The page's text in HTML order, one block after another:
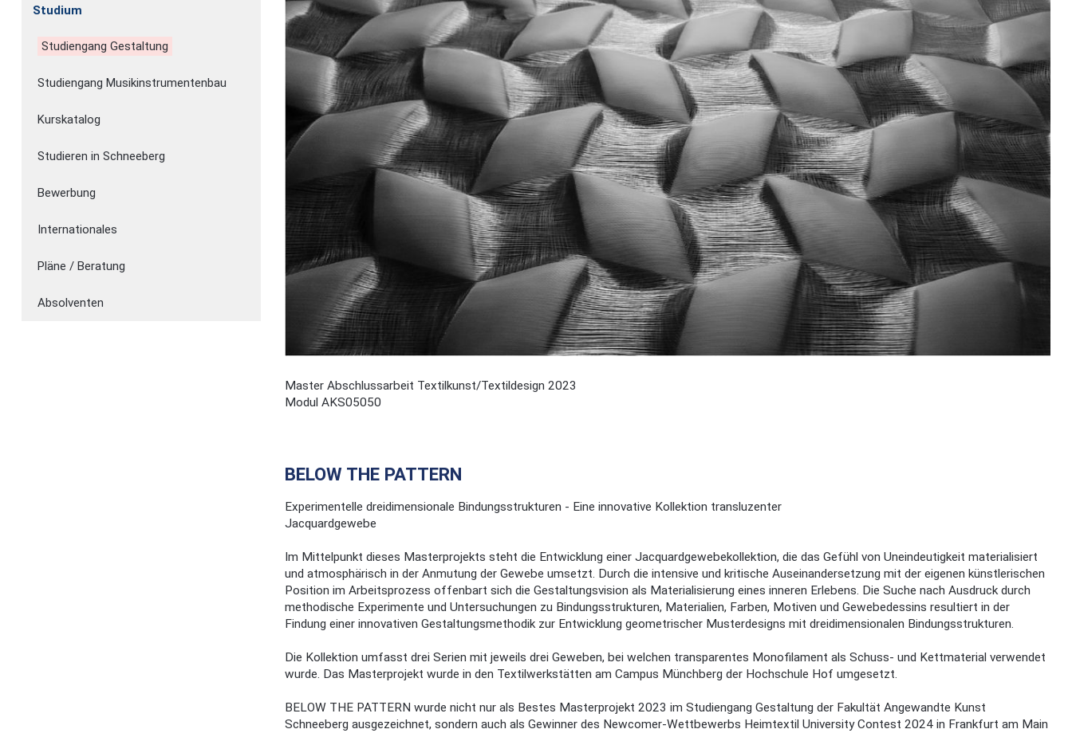
Studium
Studiengang Gestaltung
Studiengang Musikinstrumentenbau
Kurskatalog
Studieren in Schneeberg
Bewerbung
Internationales
Pläne / Beratung
Absolventen
Master Abschlussarbeit Textilkunst/Textildesign 2023
Modul AKS05050
BELOW THE PATTERN
Experimentelle dreidimensionale Bindungsstrukturen - Eine innovative Kollektion transluzenter
Jacquardgewebe
Im Mittelpunkt dieses Masterprojekts steht die Entwicklung einer Jacquardgewebekollektion, die das Gefühl von Uneindeutigkeit materialisiert
und atmosphärisch in der Anmutung der Gewebe umsetzt. Durch die intensive und kritische Auseinandersetzung mit der eigenen künstlerischen
Position im Arbeitsprozess offenbart sich die Gestaltungsvision als Materialisierung eines inneren Erlebens. Die Suche nach Ausdruck durch
methodische Experimente und Untersuchungen zu Bindungsstrukturen, Materialien, Farben, Motiven und Gewebedessins resultiert in der
Findung einer innovativen Gestaltungsmethodik zur Entwicklung geometrischer Musterdesigns mit dreidimensionalen Bindungsstrukturen.
Die Kollektion umfasst drei Serien mit jeweils drei Geweben, bei welchen transparentes Monofilament als Schuss- und Kettmaterial verwendet
wurde. Das Masterprojekt wurde in den Textilwerkstätten am Campus Münchberg der Hochschule Hof umgesetzt.
BELOW THE PATTERN wurde nicht nur als Bestes Masterprojekt 2023 im Studiengang Gestaltung der Fakultät Angewandte Kunst
Schneeberg ausgezeichnet, sondern auch als Gewinner des Newcomer-Wettbewerbs Heimtextil University Contest 2024 in Frankfurt am Main